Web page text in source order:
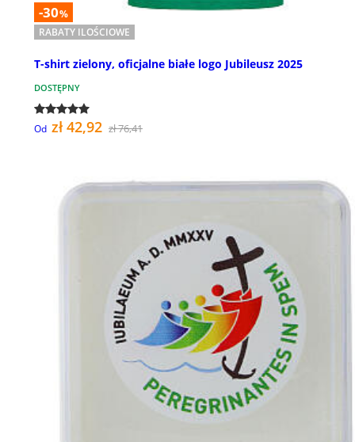
-30%
RABATY ILOŚCIOWE
T-shirt zielony, oficjalne białe logo Jubileusz 2025
DOSTĘPNY
Od zł 42,92 zł 76,41